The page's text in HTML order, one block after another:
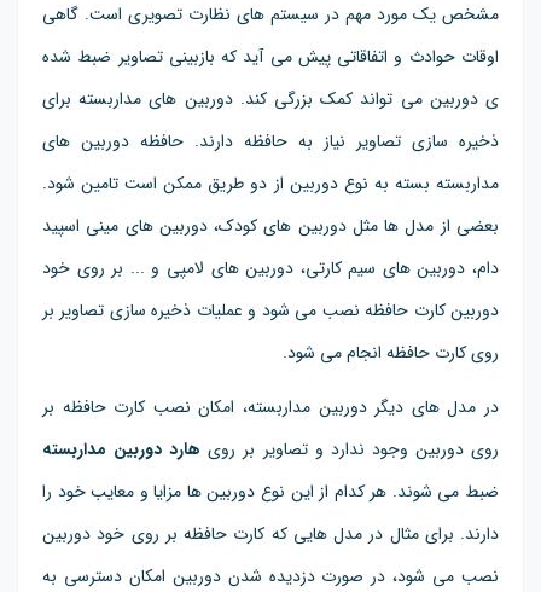
مشخص یک مورد مهم در سیستم های نظارت تصویری است. گاهی
اوقات حوادث و اتفاقاتی پیش می آید که بازبینی تصاویر ضبط شده
ی دوربین می تواند کمک بزرگی کند. دوربین های مداربسته برای
ذخیره سازی تصاویر نیاز به حافظه دارند. حافظه دوربین های
مداربسته بسته به نوع دوربین از دو طریق ممکن است تامین شود.
بعضی از مدل ها مثل دوربین های کودک، دوربین های مینی اسپید
دام، دوربین های سیم کارتی، دوربین های لامپی و ... بر روی خود
دوربین کارت حافظه نصب می شود و عملیات ذخیره سازی تصاویر بر
روی کارت حافظه انجام می شود.
در مدل های دیگر دوربین مداربسته، امکان نصب کارت حافظه بر
روی دوربین وجود ندارد و تصاویر بر روی هارد دوربین مداربسته
ضبط می شوند. هر کدام از این نوع دوربین ها مزایا و معایب خود را
دارند. برای مثال در مدل هایی که کارت حافظه بر روی خود دوربین
نصب می شود، در صورت دزدیده شدن دوربین امکان دسترسی به